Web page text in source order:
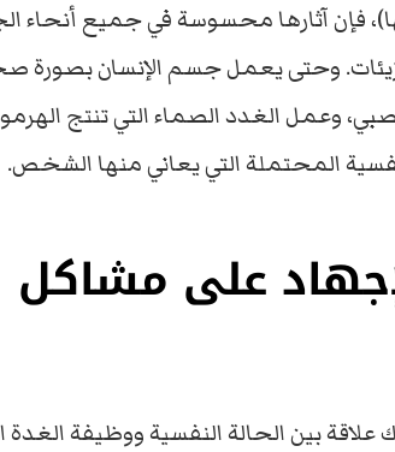
فإن آثارها محسوسة في جميع أنحاء
وحتى يعمل جسم الإنسان بصورة
وعمل الغدد الصماء التي تنتج
المحتملة التي يعاني منها الشخص.
على مشاكل
بين الحالة النفسية ووظيفة